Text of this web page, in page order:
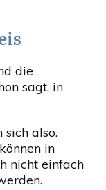
die
sagt, in
also.
in
nicht einfach